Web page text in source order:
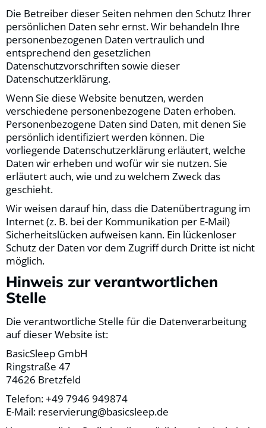
Die Betreiber dieser Seiten nehmen den Schutz Ihrer
persönlichen Daten sehr ernst. Wir behandeln Ihre
personenbezogenen Daten vertraulich und
entsprechend den gesetzlichen
Datenschutzvorschriften sowie dieser
Datenschutzerklärung.
Wenn Sie diese Website benutzen, werden
verschiedene personenbezogene Daten erhoben.
Personenbezogene Daten sind Daten, mit denen Sie
persönlich identifiziert werden können. Die
vorliegende Datenschutzerklärung erläutert, welche
Daten wir erheben und wofür wir sie nutzen. Sie
erläutert auch, wie und zu welchem Zweck das
geschieht.
Wir weisen darauf hin, dass die Datenübertragung im
Internet (z. B. bei der Kommunikation per E-Mail)
Sicherheitslücken aufweisen kann. Ein lückenloser
Schutz der Daten vor dem Zugriff durch Dritte ist nicht
möglich.
Hinweis zur verantwortlichen
Stelle
Die verantwortliche Stelle für die Datenverarbeitung
auf dieser Website ist:
BasicSleep GmbH
Ringstraße 47
74626 Bretzfeld
Telefon: +49 7946 949874
E-Mail: reservierung@basicsleep.de